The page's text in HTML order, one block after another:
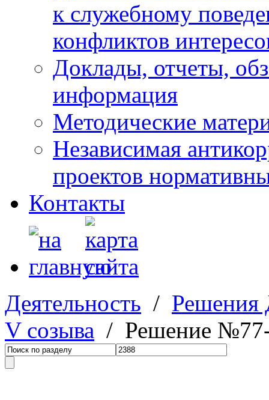
к служебному
конфликтов
Доклады, отчеты,
информация
Методические
Независимая
проектов
Контакты
Деятельность /
V созыва / Решение